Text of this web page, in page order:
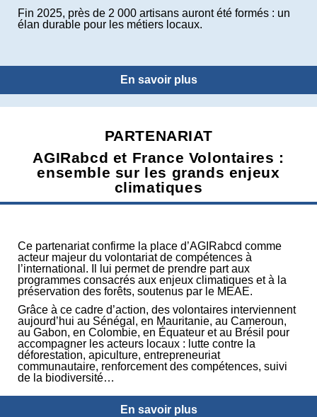
Fin 2025, près de 2 000 artisans auront été formés : un
élan durable pour les métiers locaux.
En savoir plus
PARTENARIAT
AGIRabcd et France Volontaires :
ensemble sur les grands enjeux
climatiques
Ce partenariat confirme la place d’AGIRabcd comme
acteur majeur du volontariat de compétences à
l’international. Il lui permet de prendre part aux
programmes consacrés aux enjeux climatiques et à la
préservation des forêts, soutenus par le MEAE.
Grâce à ce cadre d’action, des volontaires interviennent
aujourd’hui au Sénégal, en Mauritanie, au Cameroun,
au Gabon, en Colombie, en Équateur et au Brésil pour
accompagner les acteurs locaux : lutte contre la
déforestation, apiculture, entrepreneuriat
communautaire, renforcement des compétences, suivi
de la biodiversité…
En savoir plus